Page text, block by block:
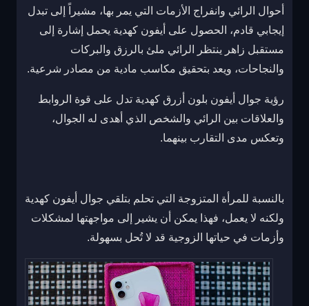
أحوال الرائي وانفراج الأزمات التي يمر بها، مشيراً إلى تبدل
إيجابي قادم، الحصول على أيفون كهدية يحمل إشارة إلى
مستقبل زاهر ينتظر الرائي ملئ بالرزق والبركات
والنجاحات، ويعد بتحقيق مكاسب مادية من مصادر شرعية.
رؤية جوال أيفون بلون أزرق كهدية تدل على قوة الروابط
والعلاقات بين الرائي والشخص الذي أهدى له الجوال،
وتعكس مدى التقارب بينهما.
بالنسبة للمرأة المتزوجة التي تحلم بتلقي جوال أيفون كهدية
ولكنه لا يعمل، فهذا يمكن أن يشير إلى مواجهتها لمشكلات
وأزمات في حياتها الزوجية قد لا تُحل بسهولة.